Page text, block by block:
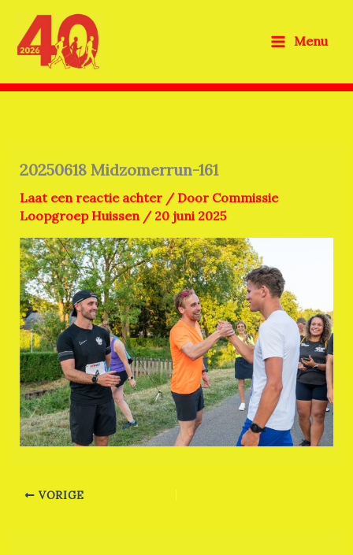
naar
Menu
20250618 Midzomerrun-161
Laat een reactie achter / Door Commissie
Loopgroep Huissen / 20 juni 2025
VORIGE